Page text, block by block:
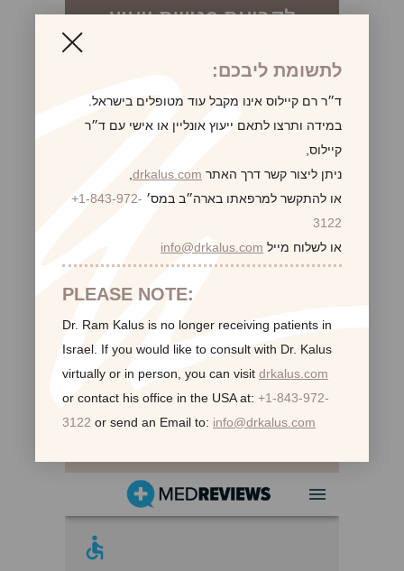
לקביעת פגישת ייעוץ
לתשומת ליבכם:
ד״ר רם קיילוס אינו מקבל עוד מטופלים בישראל.
במידה ותרצו לתאם ייעוץ אונליין או אישי עם ד״ר
קיילוס,
ניתן ליצור קשר דרך האתר drkalus.com
או להתקשר למרפאתו בארה״ב במס׳ +1-843-972-
3122
או לשלוח מייל info@drkalus.com
PLEASE NOTE:
Dr. Ram Kalus is no longer receiving patients in
Israel. If you would like to consult with Dr. Kalus
virtually or in person, you can visit drkalus.com
or contact his office in the USA at: +1-843-972-
3122 or send an Email to: info@drkalus.com